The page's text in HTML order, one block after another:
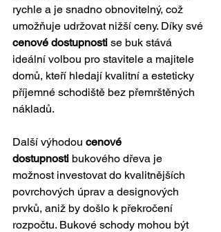
rychle a je snadno obnovitelný, což
umožňuje udržovat nižší ceny. Díky své
cenové dostupnosti se buk stává
ideální volbou pro stavitele a majitele
domů, kteří hledají kvalitní a esteticky
příjemné schodiště bez přemrštěných
nákladů.
Další výhodou cenové
dostupnosti bukového dřeva je
možnost investovat do kvalitnějších
povrchových úprav a designových
prvků, aniž by došlo k překročení
rozpočtu. Bukové schody mohou být